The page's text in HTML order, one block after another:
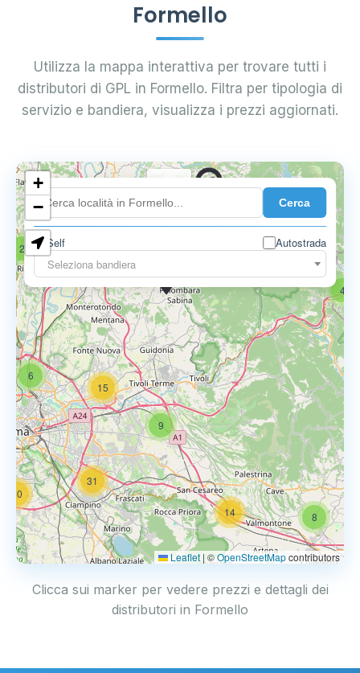
Formello
Utilizza la mappa interattiva per trovare tutti i
distributori di GPL in Formello. Filtra per tipologia di
servizio e bandiera, visualizza i prezzi aggiornati.
Cerca
Self
Autostrada
Seleziona bandiera
2
18
6
20
15
9
31
8
14
4
+
−
Leaflet | ©OpenStreetMapcontributors
Clicca sui marker per vedere prezzi e dettagli dei
distributori in Formello